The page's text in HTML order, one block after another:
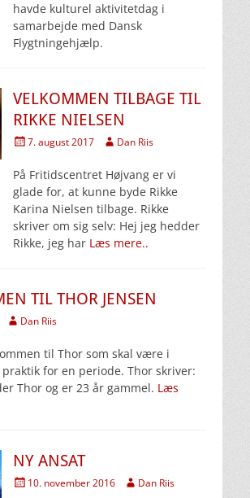
havde kulturel aktivitetdag i
samarbejde med Dansk
Flygtningehjælp.
VELKOMMEN TILBAGE TIL
RIKKE NIELSEN
Udgivet
7. august 2017 Forfatter
Dan Riis
På Fritidscentret Højvang er vi
glade for, at kunne byde Rikke
Karina Nielsen tilbage. Rikke
skriver om sig selv: Hej jeg hedder
Rikke, jeg har Læs mere..
TIL THOR JENSEN
Forfatter
Dan Riis
til Thor som skal være i
for en periode. Thor skriver:
Thor og er 23 år gammel. Læs
NY ANSAT
Udgivet
10. november 2016 Forfatter
Dan Riis